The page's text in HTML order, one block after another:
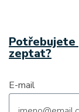
Potřebujete
zeptat?
E-mail